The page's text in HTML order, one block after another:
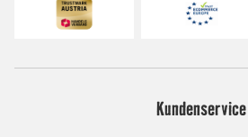
Kundenservice